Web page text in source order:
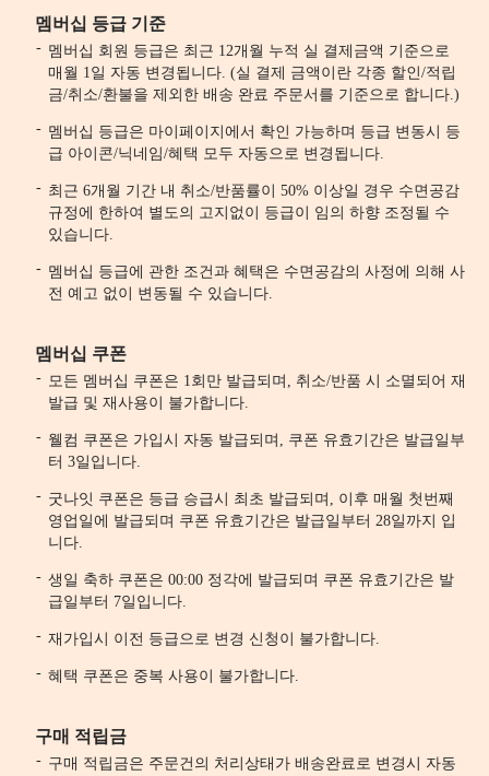
멤버십 등급 기준
멤버십 회원 등급은 최근 12개월 누적 실 결제금액 기준으로
매월 1일 자동 변경됩니다. (실 결제 금액이란 각종 할인/적립
금/취소/환불을 제외한 배송 완료 주문서를 기준으로 합니다.)
멤버십 등급은 마이페이지에서 확인 가능하며 등급 변동시 등
급 아이콘/닉네임/혜택 모두 자동으로 변경됩니다.
최근 6개월 기간 내 취소/반품률이 50% 이상일 경우 수면공감
규정에 한하여 별도의 고지없이 등급이 임의 하향 조정될 수
있습니다.
멤버십 등급에 관한 조건과 혜택은 수면공감의 사정에 의해 사
전 예고 없이 변동될 수 있습니다.
멤버십 쿠폰
모든 멤버십 쿠폰은 1회만 발급되며, 취소/반품 시 소멸되어 재
발급 및 재사용이 불가합니다.
웰컴 쿠폰은 가입시 자동 발급되며, 쿠폰 유효기간은 발급일부
터 3일입니다.
굿나잇 쿠폰은 등급 승급시 최초 발급되며, 이후 매월 첫번째
영업일에 발급되며 쿠폰 유효기간은 발급일부터 28일까지 입
니다.
생일 축하 쿠폰은 00:00 정각에 발급되며 쿠폰 유효기간은 발
급일부터 7일입니다.
재가입시 이전 등급으로 변경 신청이 불가합니다.
혜택 쿠폰은 중복 사용이 불가합니다.
구매 적립금
구매 적립금은 주문건의 처리상태가 배송완료로 변경시 자동